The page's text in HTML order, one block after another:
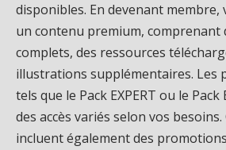
disponibles. En devenant membre,
un contenu premium, comprenant
complets, des ressources
illustrations supplémentaires. Les
tels que le Pack EXPERT ou le
des accès variés selon vos
incluent également des